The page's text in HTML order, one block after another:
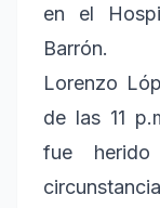
en el
Barrón.
Lorenzo
de las 11
fue